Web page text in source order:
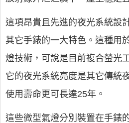
這項昂貴且先進的夜光系統設
其它手錶的一大特色。這種用
燈技術，可說是目前複合螢光
它的夜光系統亮度是其它傳統
使用壽命更可長達25年。
這些微型氣燈分別裝置在手錶